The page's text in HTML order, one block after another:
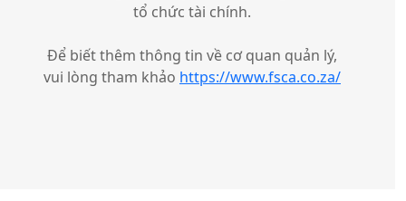
tổ chức tài chính.
Để biết thêm thông tin về cơ quan quản lý,
vui lòng tham khảo https://www.fsca.co.za/